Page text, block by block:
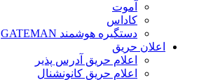
آموت
کاداس
دستگیره هوشمند GATEMAN
اعلان حریق
اعلام حریق آدرس پذیر
اعلام حریق کانونشنال